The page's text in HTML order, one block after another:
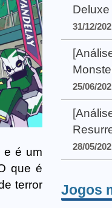
e é um
que é
terror
Deluxe
31/12/
25/06/
28/05/
Jogos